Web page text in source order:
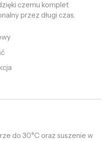
czemu komplet
przez długi czas.
do 30°C oraz suszenie w